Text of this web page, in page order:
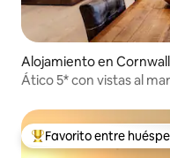
Alojamiento en Cornwall
Ático 5* con vistas al
Favorito entre
Favorito entre